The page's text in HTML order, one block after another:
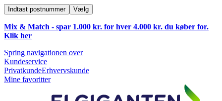
Indtast postnummer Vælg
Mix & Match - spar 1.000 kr. for hver 4.000 kr. du køber for.
Klik her
Spring navigationen over
Kundeservice
PrivatkundeErhvervskunde
Mine favoritter